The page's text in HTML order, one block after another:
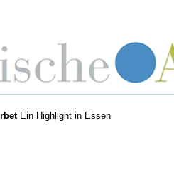
Ein Highlight in Essen